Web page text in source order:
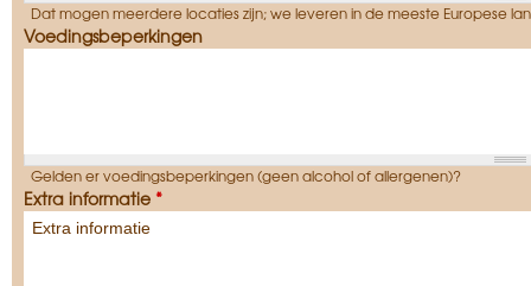
Dat mogen meerdere locaties zijn; we leveren in de meeste Europese
Voedingsbeperkingen
Gelden er voedingsbeperkingen (geen alcohol of allergenen)?
Extra informatie *